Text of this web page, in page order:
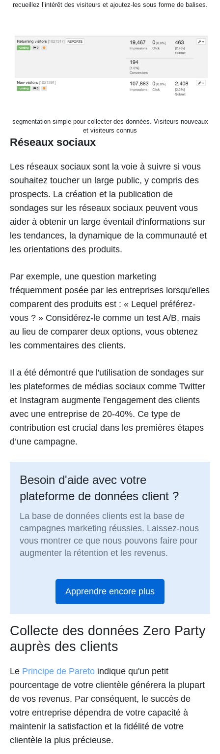
recueillez l’intérêt des visiteurs et ajoutez-les sous forme de balises.
segmentation simple pour collecter des données. Visiteurs nouveaux
et visiteurs connus
Réseaux sociaux
Les réseaux sociaux sont la voie à suivre si vous
souhaitez toucher un large public, y compris des
prospects. La création et la publication de
sondages sur les réseaux sociaux peuvent vous
aider à obtenir un large éventail d'informations sur
les tendances, la dynamique de la communauté et
les orientations des produits.
Par exemple, une question marketing
fréquemment posée par les entreprises lorsqu'elles
comparent des produits est : « Lequel préférez-
vous ? » Considérez-le comme un test A/B, mais
au lieu de comparer deux options, vous obtenez
les commentaires des clients.
Il a été démontré que l'utilisation de sondages sur
les plateformes de médias sociaux comme Twitter
et Instagram augmente l'engagement des clients
avec une entreprise de 20-40%. Ce type de
contribution est crucial dans les premières étapes
d’une campagne.
Besoin d'aide avec votre
plateforme de données client ?
La base de données clients est la base de
campagnes marketing réussies. Laissez-nous
vous montrer ce que nous pouvons faire pour
augmenter la rétention et les revenus.
Apprendre encore plus
Collecte des données Zero Party
auprès des clients
Le Principe de Pareto indique qu'un petit
pourcentage de votre clientèle générera la plupart
de vos revenus. Par conséquent, le succès de
votre entreprise dépendra de votre capacité à
maintenir la satisfaction et la fidélité de votre
clientèle la plus précieuse.